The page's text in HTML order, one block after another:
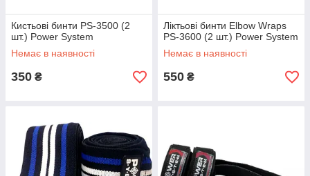
Кистьові бинти PS-3500 (2
шт.) Power System
Немає в наявності
350 ₴
Ліктьові бинти Elbow Wraps
PS-3600 (2 шт.) Power System
Немає в наявності
550 ₴